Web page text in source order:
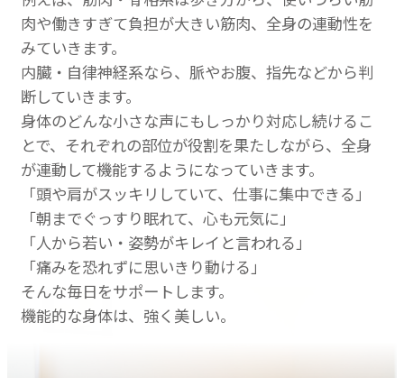
肉や働きすぎて負担が大きい筋肉、全身の連動性を
みていきます。
内臓・自律神経系なら、脈やお腹、指先などから判
断していきます。
身体のどんな小さな声にもしっかり対応し続けるこ
とで、それぞれの部位が役割を果たしながら、全身
が連動して機能するようになっていきます。
「頭や肩がスッキリしていて、仕事に集中できる」
「朝までぐっすり眠れて、心も元気に」
「人から若い・姿勢がキレイと言われる」
「痛みを恐れずに思いきり動ける」
そんな毎日をサポートします。
機能的な身体は、強く美しい。